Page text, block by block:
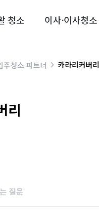
청소 이사·이사청소
주청소 파트너 카라리커버리
리
질문